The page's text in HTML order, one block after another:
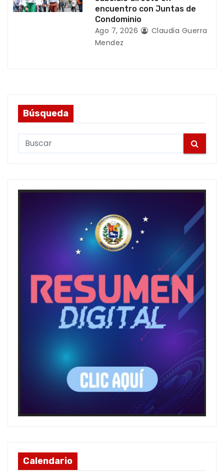
encuentro con Juntas de
Condominio
Ago 7, 2026
Claudia Guerra
Mendez
Búsqueda
c
Calendario